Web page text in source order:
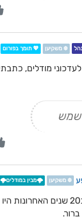
❄️ משקיען 💖 תומך בפורום
מודלים,
שמש
❄️ משקיען 🌩️מבין במודלים🌩️
בקיץ ב20 שנים